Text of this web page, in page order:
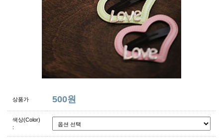
상품가 500원
색상(Color)
: